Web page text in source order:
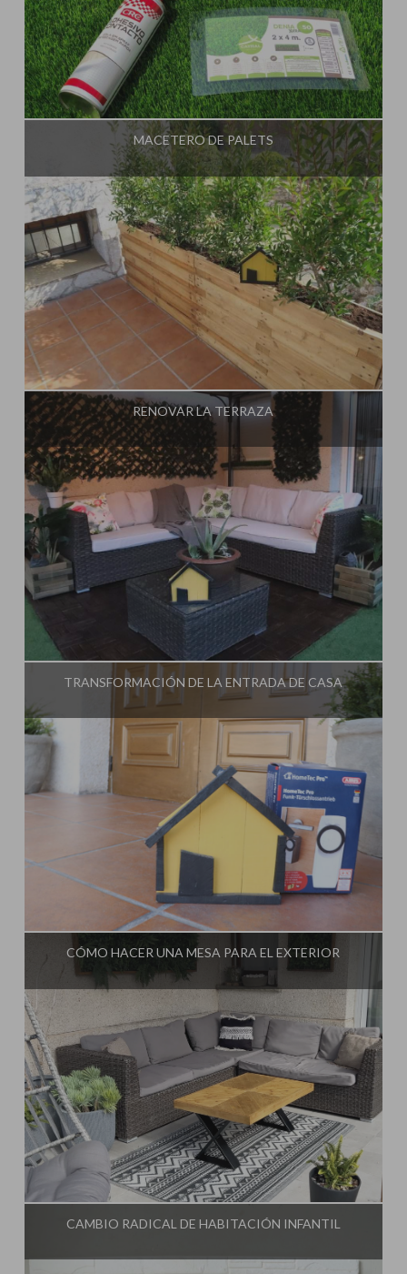
Influencer:Steffido
MACETERO DE PALETS
Influencer:Steffido
RENOVAR LA TERRAZA
Influencer: Steffido
TRANSFORMACIÓN DE LA ENTRADA DE CASA
Influencer: Steffido
CÓMO HACER UNA MESA PARA EL EXTERIOR
Influencer:Steffido
CAMBIO RADICAL DE HABITACIÓN INFANTIL